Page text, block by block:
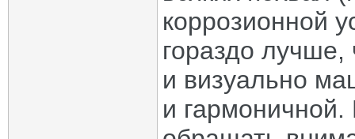
коррозионной
гораздо лучше,
и визуально
и